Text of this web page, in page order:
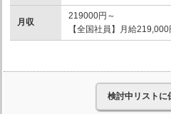
月収
219000円～
【全国社員】月給
検討中リストに